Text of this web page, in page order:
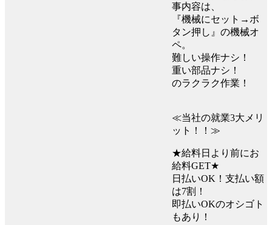
事内容は、
『機械にセット→ボ
タン押し』の機械オ
ペ。
難しい操作ナシ！
重い部品ナシ！
のラクラク作業！
≪当社の就業3大メリ
ット！！≫
★給料日より前にお
給料GET★
日払いOK！支払い額
は7割！
即払いOKのオシゴト
もあり！